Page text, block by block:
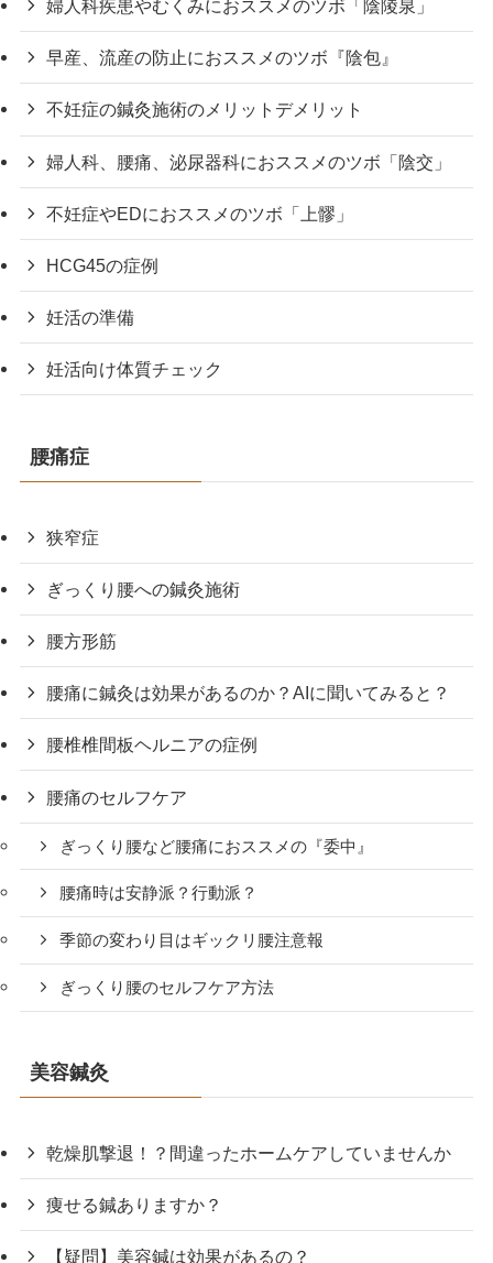
婦人科疾患やむくみにおススメのツボ「陰陵泉」
早産、流産の防止におススメのツボ『陰包』
不妊症の鍼灸施術のメリットデメリット
婦人科、腰痛、泌尿器科におススメのツボ「陰交」
不妊症やEDにおススメのツボ「上髎」
HCG45の症例
妊活の準備
妊活向け体質チェック
腰痛症
狭窄症
ぎっくり腰への鍼灸施術
腰方形筋
腰痛に鍼灸は効果があるのか？AIに聞いてみると？
腰椎椎間板ヘルニアの症例
腰痛のセルフケア
ぎっくり腰など腰痛におススメの『委中』
腰痛時は安静派？行動派？
季節の変わり目はギックリ腰注意報
ぎっくり腰のセルフケア方法
美容鍼灸
乾燥肌撃退！？間違ったホームケアしていませんか
痩せる鍼ありますか？
【疑問】美容鍼は効果があるの？